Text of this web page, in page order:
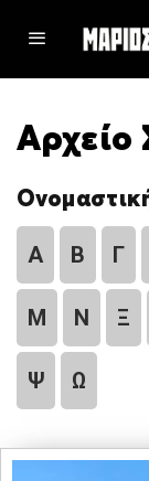
Αρχείο
Α Β Γ
Μ Ν Ξ
Ψ Ω